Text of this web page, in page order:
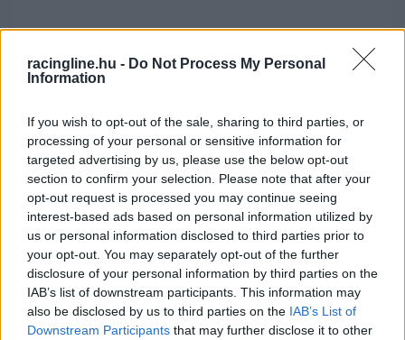
racingline.hu - Do Not Process My Personal
Information
If you wish to opt-out of the sale, sharing to third parties, or
processing of your personal or sensitive information for
targeted advertising by us, please use the below opt-out
section to confirm your selection. Please note that after your
opt-out request is processed you may continue seeing
interest-based ads based on personal information utilized by
us or personal information disclosed to third parties prior to
your opt-out. You may separately opt-out of the further
disclosure of your personal information by third parties on the
IAB’s list of downstream participants. This information may
also be disclosed by us to third parties on the IAB’s List of
Downstream Participants that may further disclose it to other
„Vacsorázni mentem Svájcban, ami alatt az
autómat fetörték, és ellopták belőle a táskámat.